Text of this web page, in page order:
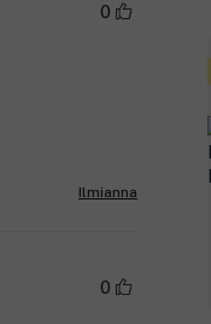
0
Ilmianna
0